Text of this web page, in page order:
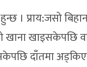
। प्राय:जसो
खाना खाइसकेपछि
दाँतमा